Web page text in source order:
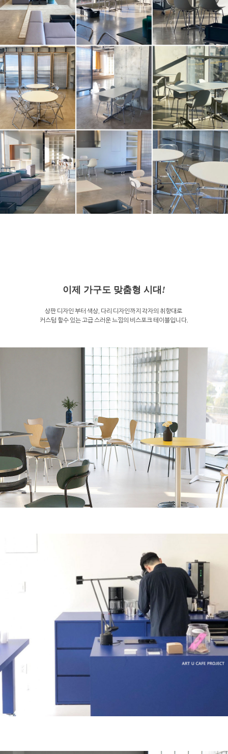
이제 가구도 맞춤형 시대 !
상판 디자인 부터 색상, 다리 디자인까지 각자의 취향대로
커스텀 할수 있는 고급 스러운 느낌의 비스포크 테이블입니다.